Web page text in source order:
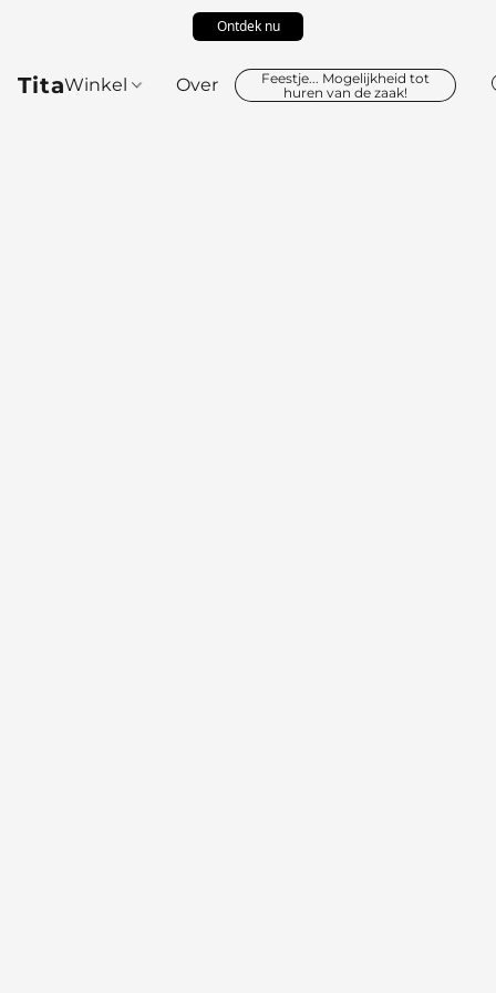
Ontdek nu
TitaWinkel Over
Feestje... Mogelijkheid tot
huren van de zaak!